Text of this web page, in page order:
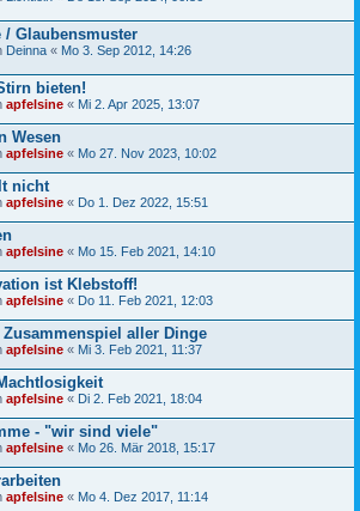
/ Glaubensmuster
Deinna « Mo 3. Sep 2012, 14:26
bieten!
apfelsine « Mi 2. Apr 2025, 13:07
Wesen
apfelsine « Mo 27. Nov 2023, 10:02
nicht
apfelsine « Do 1. Dez 2022, 15:51
apfelsine « Mo 15. Feb 2021, 14:10
ist Klebstoff!
apfelsine « Do 11. Feb 2021, 12:03
aller Dinge
apfelsine « Mi 3. Feb 2021, 11:37
apfelsine « Di 2. Feb 2021, 18:04
- "wir sind viele"
apfelsine « Mo 26. Mär 2018, 15:17
apfelsine « Mo 4. Dez 2017, 11:14